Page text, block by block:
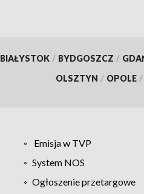
BIAŁYSTOK / BYDGOSZCZ /
OLSZTYN / OPOLE /
Emisja w TVP
System NOS
Ogłoszenie przetargowe